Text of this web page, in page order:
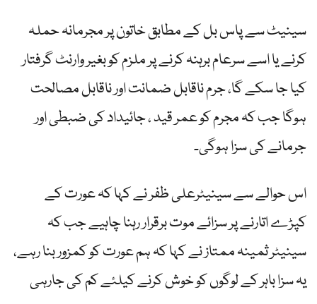
سینیٹ سے پاس بل کے مطابق خاتون پر مجرمانہ حملہ
کرنے یا اسے سرعام برہنہ کرنے پر ملزم کو بغیر وارنٹ گرفتار
کیا جا سکے گا، جرم ناقابل ضمانت اور ناقابل مصالحت
ہوگا جب کہ مجرم کو عمر قید ، جائیداد کی ضبطی اور
جرمانے کی سزا ہوگی۔
اس حوالے سے سینیٹرعلی ظفر نے کہا کہ عورت کے
کپڑے اتارنے پر سزائے موت برقرار رہنا چاہیے جب کہ
سینیٹر ثمینہ ممتاز نے کہا کہ ہم عورت کو کمزور بنا رہے،
یہ سزا باہر کے لوگوں کو خوش کرنے کیلئے کم کی جارہی